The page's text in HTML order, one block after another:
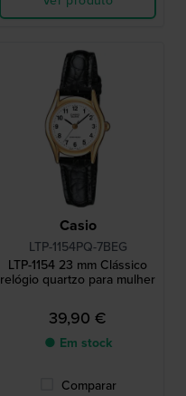
Casio
LTP-1154PQ-7BEG
LTP-1154 23 mm Clássico
relógio quartzo para mulher
39,90 €
● Em stock
Comparar